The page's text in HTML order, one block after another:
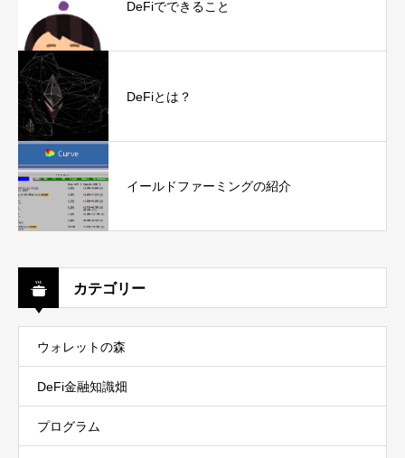
DeFiでできること
DeFiとは？
イールドファーミングの紹介
カテゴリー
ウォレットの森
DeFi金融知識畑
プログラム